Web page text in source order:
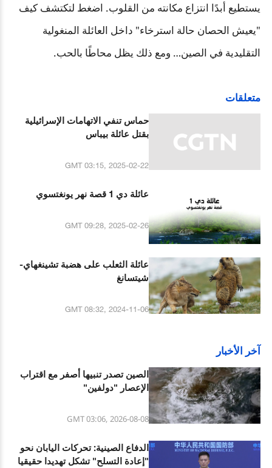
يستطيع أبدًا انتزاع مكانته من القلوب. اضغط لتكتشف كيف
"يعيش الحصان حالة استرخاء" داخل العائلة المنغولية
التقليدية في الصين… ومع ذلك يظل محاطًا بالحب.
متعلقات
حماس تنفي الاتهامات الإسرائيلية
بقتل عائلة بيباس
GMT 03:15, 2025-02-22
عائلة دي 1 قصة نهر يونغتسوي
GMT 09:28, 2025-02-26
عائلة الثعلب على هضبة تشينغهاي-
شيتسانغ
GMT 08:32, 2024-11-06
آخر الأخبار
الصين تصدر تنبيها أصفر مع اقتراب
الإعصار "دولفين"
GMT 03:06, 2026-08-08
الدفاع الصينية: تحركات اليابان نحو
"إعادة التسلح" تشكل تهديدا حقيقيا